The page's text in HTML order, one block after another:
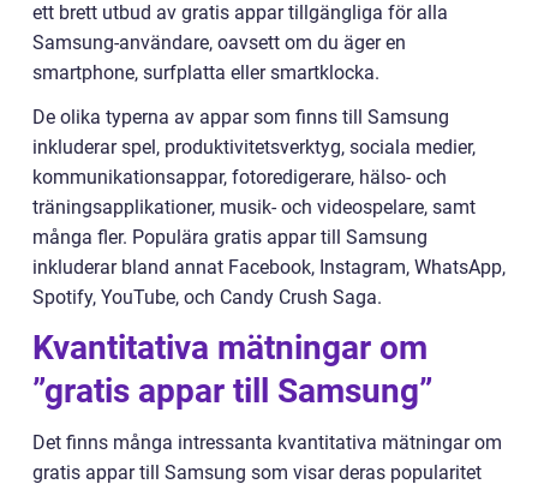
ett brett utbud av gratis appar tillgängliga för alla
Samsung-användare, oavsett om du äger en
smartphone, surfplatta eller smartklocka.
De olika typerna av appar som finns till Samsung
inkluderar spel, produktivitetsverktyg, sociala medier,
kommunikationsappar, fotoredigerare, hälso- och
träningsapplikationer, musik- och videospelare, samt
många fler. Populära gratis appar till Samsung
inkluderar bland annat Facebook, Instagram, WhatsApp,
Spotify, YouTube, och Candy Crush Saga.
Kvantitativa mätningar om
”gratis appar till Samsung”
Det finns många intressanta kvantitativa mätningar om
gratis appar till Samsung som visar deras popularitet